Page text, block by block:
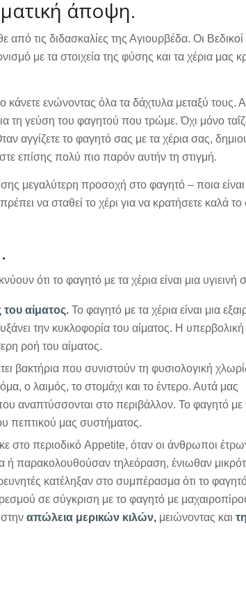
άποψη.
από τις διδασκαλίες της Αγιουρβέδα. Οι
με τα στοιχεία της φύσης και τα χέρια μας
κάνετε ενώνοντας όλα τα δάχτυλα μεταξύ τους.
τη γεύση του φαγητού που τρώμε. Όχι μόνο
αγγίζετε το φαγητό σας με τα χέρια σας,
επίσης πολύ πιο παρόν αυτήν τη στιγμή.
μεγαλύτερη προσοχή στο φαγητό – ποια
να σταθεί το χέρι για να κρατήσετε καλά το
ότι το φαγητό με τα χέρια είναι μια υγιεινή
αίματος.Το φαγητό με τα χέρια είναι μια
την κυκλοφορία του αίματος. Η
ροή του αίματος.
βακτήρια που συνιστούν τη φυσιολογική
ο λαιμός, το στομάχι και το έντερο. Αυτά μας
αναπτύσσονται στο περιβάλλον. Το φαγητό με
πεπτικού μας συστήματος.
στο περιοδικό Appetite, όταν οι άνθρωποι
ή παρακολουθούσαν τηλεόραση, ένιωθαν
κατέληξαν στο συμπέρασμα ότι το φαγητό
σε σύγκριση με το φαγητό με
απώλεια μερικών κιλών, μειώνοντας και